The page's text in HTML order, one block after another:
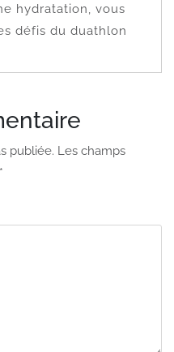
hydratation, vous
défis du duathlon
publiée. Les champs
*